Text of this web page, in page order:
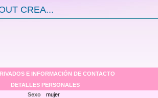
CREA...
E INFORMACIÓN DE CONTACTO
DETALLES PERSONALES
Sexo
mujer